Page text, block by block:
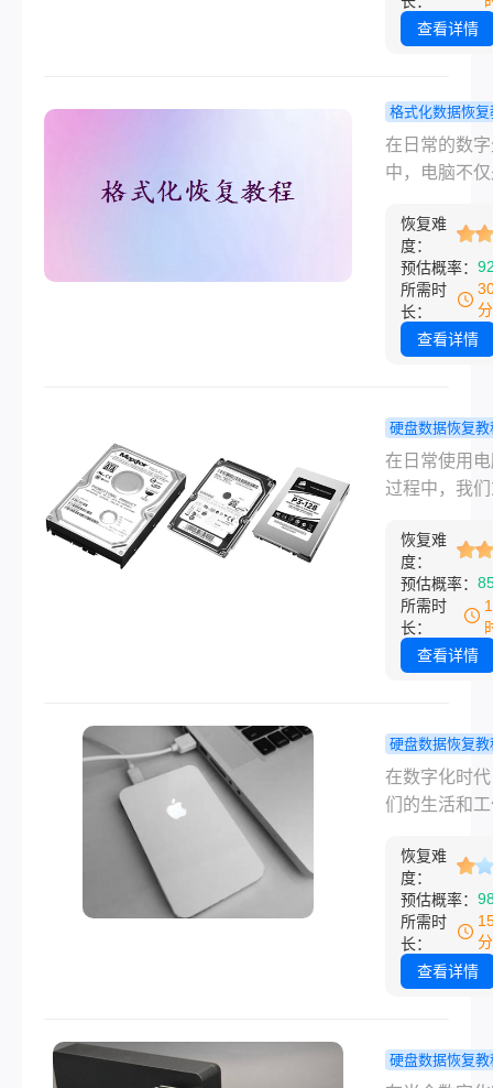
件故障，硬
详细介绍电
怎么恢复数
件，帮助您
查看详情
格式化数据恢复
电脑格式化
恢复照片？
在日常的数
中，电脑不
是存储珍贵
宝库。然而
脑遭遇格式
时，无论是
统维护、病
风险，尤其
无法替代的
幸运的是，
在格式化之
过一系列有
施，我们仍
会找回这些
回忆。本文
详细介绍电
化如何恢复
恢复难
度：
预估概率：
所需时
长：
查看详情
硬盘数据恢复教
脑硬盘数据
恢复？教你
在日常使用
过程中，我
丢失的困扰
作为电脑存
的重要设备
数据丢失，
对我们的工
脑硬盘数据
复的方法，
找回丢失的
件。
恢复难
度：
预估概率：
所需时
长：
查看详情
硬盘数据恢复教
脑硬盘坏了
恢复数据？
法!
在数字化时
们的生活和
电脑硬盘上
据。然而，
硬盘故障时
会导致珍贵
丢失。幸运
以尝试恢复
本文将详细
恢复难
度：
预估概率：
所需时
长：
查看详情
硬盘数据恢复教